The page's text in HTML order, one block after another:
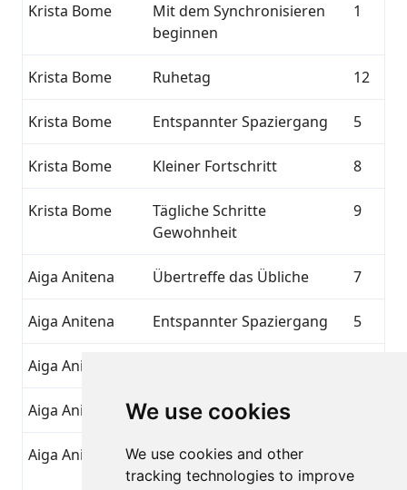
We use cookies
We use cookies and other
tracking technologies to improve
Krista Bome
Mit dem Synchronisieren
beginnen
1
Krista Bome Ruhetag 12
Krista Bome Entspannter Spaziergang 5
Krista Bome Kleiner Fortschritt 8
Krista Bome
Tägliche Schritte
Gewohnheit
9
Aiga Anitena Übertreffe das Übliche 7
Aiga Anitena Entspannter Spaziergang 5
Aiga Anitena
Aiga Anitena Kleiner Fortschritt
Aiga Anitena
Tägliche Schritte
Gewohnheit